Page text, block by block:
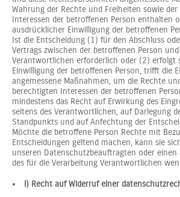
Wahrung der Rechte und Freiheiten sowie
Interessen der betroffenen Person enthalten
ausdrücklicher Einwilligung der betroffenen
Ist die Entscheidung (1) für den Abschluss
Vertrags zwischen der betroffenen Person
Verantwortlichen erforderlich oder (2) erfolgt
Einwilligung der betroffenen Person, trifft die
angemessene Maßnahmen, um die Rechte
berechtigten Interessen der betroffenen
mindestens das Recht auf Erwirkung des
seitens des Verantwortlichen, auf Darlegung
Standpunkts und auf Anfechtung der
Möchte die betroffene Person Rechte mit
Entscheidungen geltend machen, kann sie
unseren Datenschutzbeauftragten oder einen
des für die Verarbeitung Verantwortlichen
i) Recht auf Widerruf einer